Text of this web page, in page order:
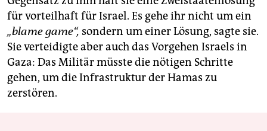
für vorteilhaft für Israel. Es gehe ihr nicht um ein
„blame game“, sondern um einer Lösung, sagte sie.
Sie verteidigte aber auch das Vorgehen Israels in
Gaza: Das Militär müsste die nötigen Schritte
gehen, um die Infrastruktur der Hamas zu
zerstören.